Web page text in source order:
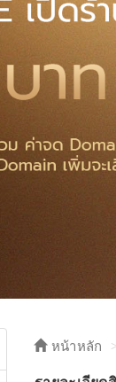
หน้าหลัก